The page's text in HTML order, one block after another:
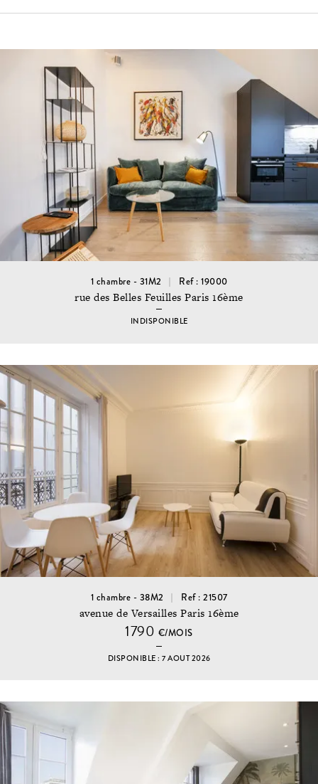
1 chambre - 31M2 Ref : 19000
rue des Belles Feuilles Paris 16ème
INDISPONIBLE
1 chambre - 38M2 Ref : 21507
avenue de Versailles Paris 16ème
1790 €/MOIS
DISPONIBLE : 7 AOUT 2026